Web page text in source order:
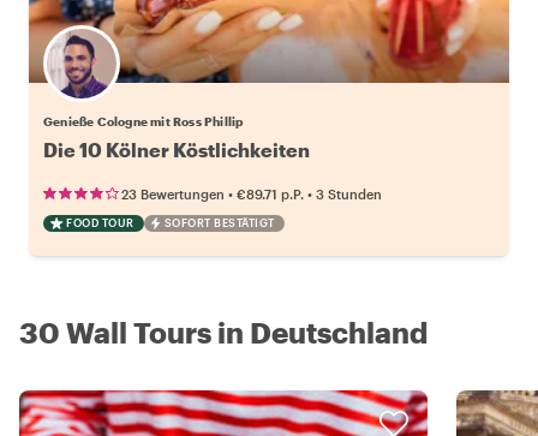
Genieße Cologne mit Ross Phillip
Die 10 Kölner Köstlichkeiten
23 Bewertungen • €89.71 p.P. • 3 Stunden
FOOD TOUR SOFORT BESTÄTIGT
30 Wall Tours in Deutschland